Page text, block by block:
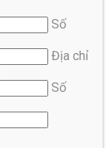
Số
Địa chỉ
Số